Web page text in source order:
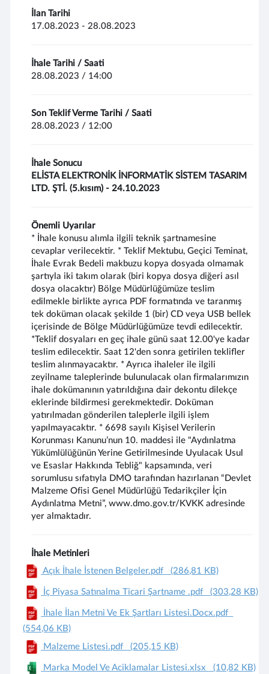
İlan Tarihi
17.08.2023 - 28.08.2023
İhale Tarihi / Saati
28.08.2023 / 14:00
Son Teklif Verme Tarihi / Saati
28.08.2023 / 12:00
İhale Sonucu
ELİSTA ELEKTRONİK İNFORMATİK SİSTEM TASARIM
LTD. ŞTİ. (5.kısım) - 24.10.2023
Önemli Uyarılar
* İhale konusu alımla ilgili teknik şartnamesine
cevaplar verilecektir. * Teklif Mektubu, Geçici Teminat,
İhale Evrak Bedeli makbuzu kopya dosyada olmamak
şartıyla iki takım olarak (biri kopya dosya diğeri asıl
dosya olacaktır) Bölge Müdürlüğümüze teslim
edilmekle birlikte ayrıca PDF formatında ve taranmış
tek doküman olacak şekilde 1 (bir) CD veya USB bellek
içerisinde de Bölge Müdürlüğümüze tevdi edilecektir.
*Teklif dosyaları en geç ihale günü saat 12.00'ye kadar
teslim edilecektir. Saat 12'den sonra getirilen teklifler
teslim alınmayacaktır. * Ayrıca ihaleler ile ilgili
zeyilname taleplerinde bulunulacak olan firmalarımızın
ihale dokümanının yatırıldığına dair dekontu dilekçe
eklerinde bildirmesi gerekmektedir. Doküman
yatırılmadan gönderilen taleplerle ilgili işlem
yapılmayacaktır. * 6698 sayılı Kişisel Verilerin
Korunması Kanunu’nun 10. maddesi ile "Aydınlatma
Yükümlülüğünün Yerine Getirilmesinde Uyulacak Usul
ve Esaslar Hakkında Tebliğ" kapsamında, veri
sorumlusu sıfatıyla DMO tarafından hazırlanan “Devlet
Malzeme Ofisi Genel Müdürlüğü Tedarikçiler İçin
Aydınlatma Metni”, www.dmo.gov.tr/KVKK adresinde
yer almaktadır.
İhale Metinleri
Açık İhale İstenen Belgeler.pdf
(286,81 KB)
İç Piyasa Satınalma Ticari Şartname .pdf (303,28 KB)
İhale İlan Metni Ve Ek Şartları Listesi.Docx.pdf
(554,06 KB)
Malzeme Listesi.pdf
(205,15 KB)
Marka Model Ve Aciklamalar Listesi.xlsx (10,82 KB)